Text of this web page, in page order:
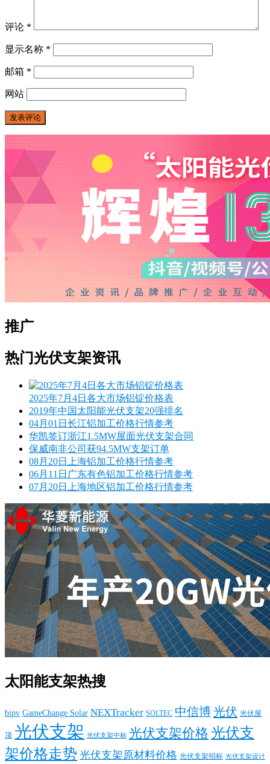
评论 *
显示名称 *
邮箱 *
网站
推广
热门光伏支架资讯
2025年7月4日各大市场铝锭价格表
2019年中国太阳能光伏支架20强排名
04月01日长江铝加工价格行情参考
华凯签订浙江1.5MW屋面光伏支架合同
保威南非公司获94.5MW支架订单
08月20日上海铝加工价格行情参考
06月11日广东有色铝加工价格行情参考
07月20日上海地区铝加工价格行情参考
太阳能支架热搜
bipv GameChange Solar NEXTracker SOLTEC 中信博光伏 光伏屋
顶 光伏支架 光伏支架中标 光伏支架价格 光伏支
架价格走势 光伏支架原材料价格 光伏支架招标 光伏支架设计